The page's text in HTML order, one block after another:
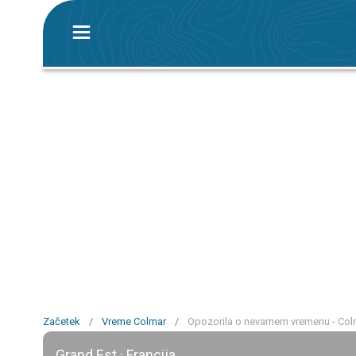
Začetek / Vreme Colmar / Opozorila o nevarnem vremenu -